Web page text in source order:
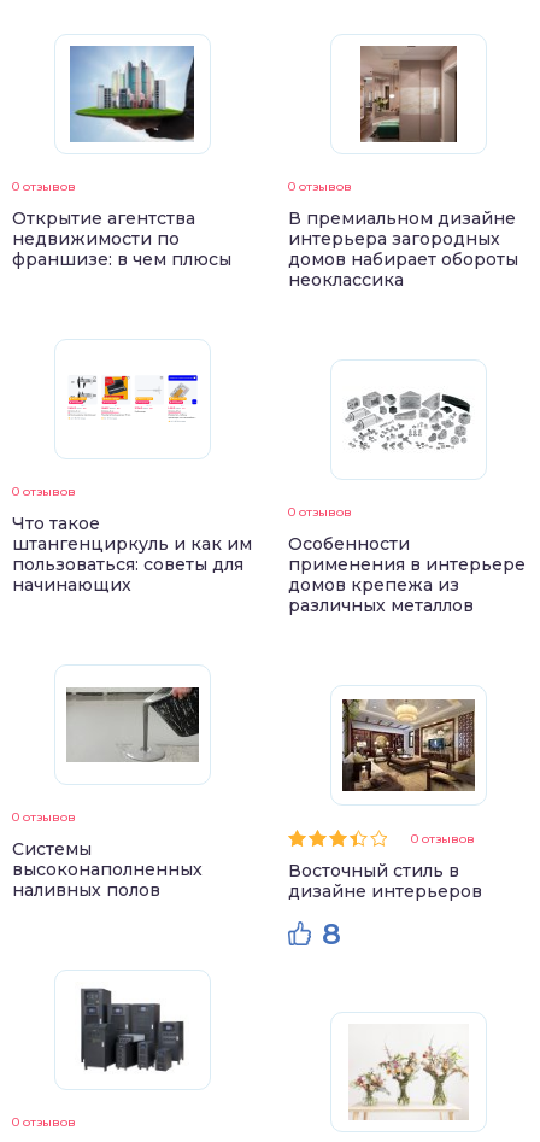
0 отзывов
Открытие агентства
недвижимости по
франшизе: в чем плюсы
0 отзывов
Что такое
штангенциркуль и как им
пользоваться: советы для
начинающих
0 отзывов
Системы
высоконаполненных
наливных полов
0 отзывов
0 отзывов
В премиальном дизайне
интерьера загородных
домов набирает обороты
неоклассика
0 отзывов
Особенности
применения в интерьере
домов крепежа из
различных металлов
0 отзывов
Восточный стиль в
дизайне интерьеров
8